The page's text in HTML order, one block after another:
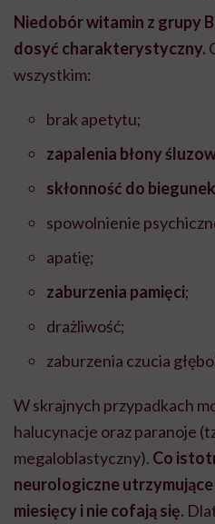
Niedobór witamin z grupy
dosyć charakterystyczny.
wszystkim:
brak apetytu;
zapalenia błony
skłonność do
spowolnienie
apatię;
zaburzenia pamięci;
drażliwość;
zaburzenia czucia
W skrajnych przypadkach
halucynacje oraz paranoje
megaloblastyczny). Co
neurologiczne utrzymujące
miesięcy i nie cofają się.